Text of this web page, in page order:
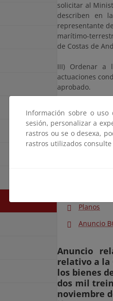
solicitar al
describen en
representante
marítimo-
de Costas de
III) Ordenar a
actuaciones
aprobado.
terrenos
alguno de los
julio.
Planos
Anuncio
Anuncio
relativo a la
los bienes
dos mil
noviembre
Información sobre o
sesión, personalizar a
rastros ou se o desexa,
rastros utilizados